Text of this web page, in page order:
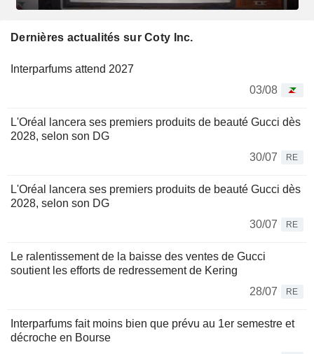
Dernières actualités sur Coty Inc.
Interparfums attend 2027
03/08
L'Oréal lancera ses premiers produits de beauté Gucci dès
2028, selon son DG
30/07
RE
L'Oréal lancera ses premiers produits de beauté Gucci dès
2028, selon son DG
30/07
RE
Le ralentissement de la baisse des ventes de Gucci
soutient les efforts de redressement de Kering
28/07
RE
Interparfums fait moins bien que prévu au 1er semestre et
décroche en Bourse